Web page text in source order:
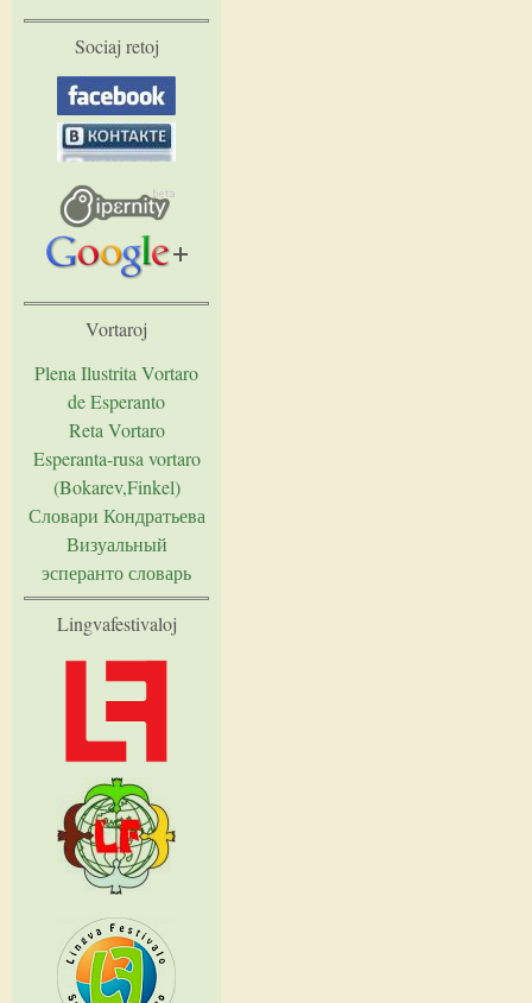
Sociaj retoj
Vortaroj
Plena Ilustrita Vortaro
de Esperanto
Reta Vortaro
Esperanta-rusa vortaro
(Bokarev,Finkel)
Словари Кондратьева
Визуальный
эсперанто словарь
Lingvafestivaloj